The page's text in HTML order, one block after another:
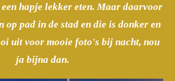
hapje lekker eten. Maar daarvoor
op pad in de stad en die is donker en
uit voor mooie foto's bij nacht, nou
ja bijna dan.